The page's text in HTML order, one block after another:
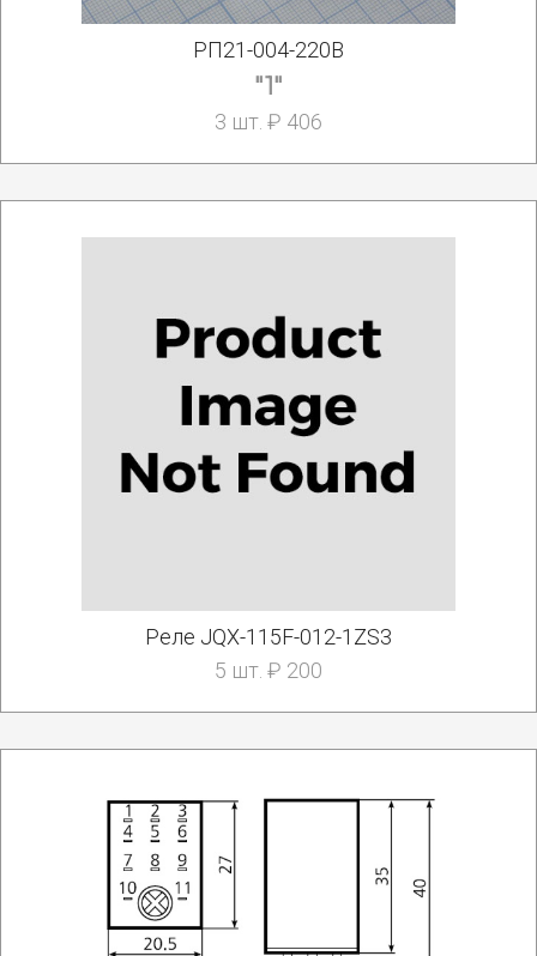
РП21-004-220В
"1"
3 шт. ₽ 406
Реле JQX-115F-012-1ZS3
5 шт. ₽ 200